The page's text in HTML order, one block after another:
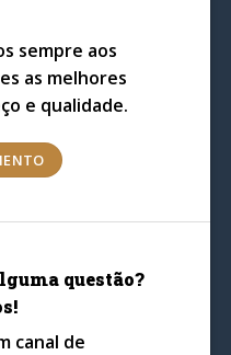
sempre aos
as melhores
e qualidade.
questão?
canal de